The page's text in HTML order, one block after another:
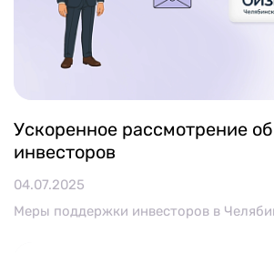
Ускоренное рассмотрение
инвесторов
04.07.2025
Меры поддержки инвесторов в